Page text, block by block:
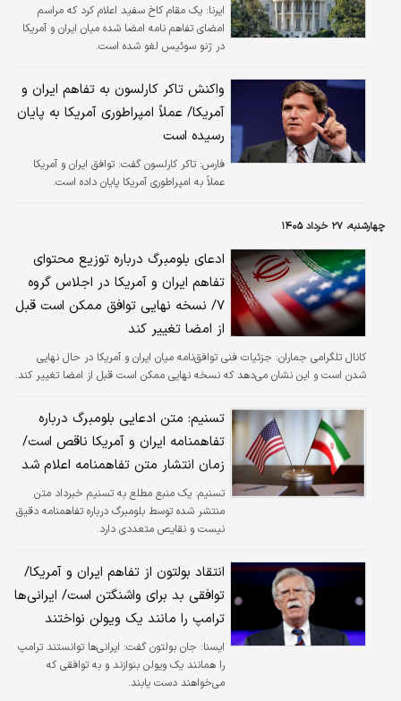
ایرنا: یک مقام کاخ سفید اعلام کرد که مراسم
امضای تفاهم نامه امضا شده میان ایران و آمریکا
در ژنو سوئیس لغو شده است.
واکنش تاکر کارلسون به تفاهم ایران و
آمریکا/ عملاً امپراطوری آمریکا به پایان
رسیده است
فارس: تاکر کارلسون گفت: توافق ایران و آمریکا
عملاً به امپراطوری آمریکا پایان داده است.
چهارشنبه، ۲۷ خرداد ۱۴۰۵
ادعای بلومبرگ درباره توزیع محتوای
تفاهم ایران و آمریکا در اجلاس گروه
۷/ نسخه نهایی توافق ممکن است قبل
از امضا تغییر کند
کانال تلگرامی جماران: جزئیات فنی توافق‌نامه میان ایران و آمریکا در حال نهایی
شدن است و این نشان می‌دهد که نسخه نهایی ممکن است قبل از امضا تغییر کند.
تسنیم: متن ادعایی بلومبرگ درباره
تفاهمنامه ایران و آمریکا ناقص است/
زمان انتشار متن تفاهمنامه اعلام شد
تسنیم: یک منبع مطلع به تسنیم خبرداد متن
منتشر شده توسط بلومبرگ درباره تفاهمنامه دقیق
نیست و نقایص متعددی دارد.
انتقاد بولتون از تفاهم ایران و آمریکا/
توافقی بد برای واشنگتن است/ ایرانی‌ها
ترامپ را مانند یک ویولن نواختند
ايسنا: جان بولتون گفت: ایرانی‌ها توانستند ترامپ
را همانند یک ویولن بنوازند و به توافقی که
می‌خواهند دست یابند.